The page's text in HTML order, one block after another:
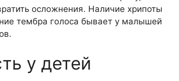
осложнения. Наличие хрипоты
тембра голоса бывает у малышей
у детей